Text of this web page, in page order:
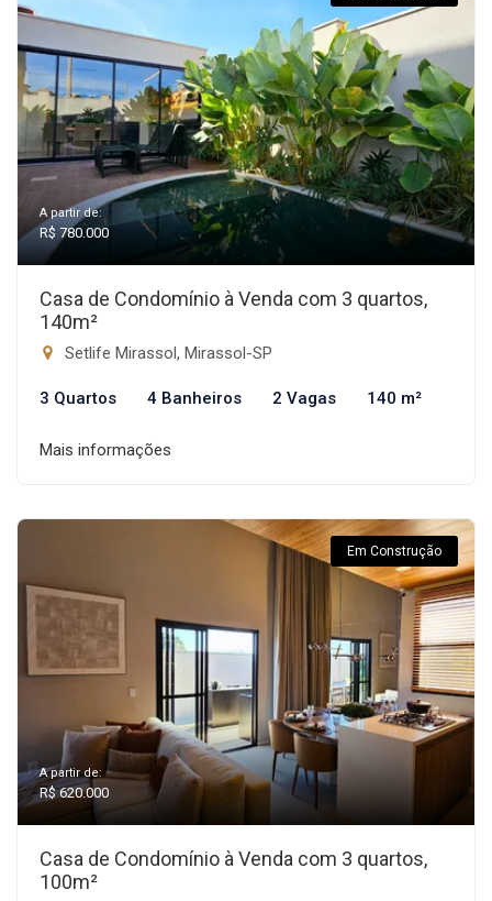
A partir de:
R$ 780.000
Casa de Condomínio à Venda com 3 quartos,
140m²
Setlife Mirassol, Mirassol-SP
3 Quartos 4 Banheiros 2 Vagas 140 m²
Mais informações
Em Construção
A partir de:
R$ 620.000
Casa de Condomínio à Venda com 3 quartos,
100m²